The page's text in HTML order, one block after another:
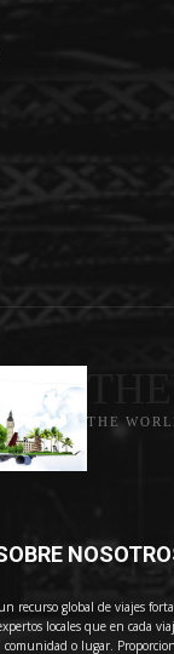
THE
recurso global de viajes
locales que en cada
o lugar.